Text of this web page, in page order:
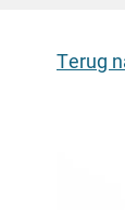
Terug